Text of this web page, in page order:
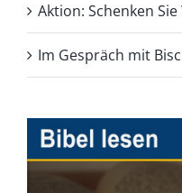
Aktion: Schenken
Im Gespräch mit